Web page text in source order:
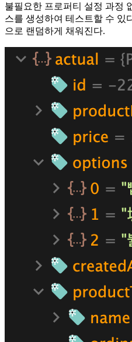
불필요한 프로퍼티 설정 과정
스를 생성하여 테스트할 수 있
으로 랜덤하게 채워진다.